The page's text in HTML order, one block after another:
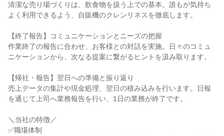
清潔な売り場づくりは、飲食物を扱う上での基本。誰もが気持ち
よく利用できるよう、自販機のクレンリネスを徹底します。
【終了報告】コミュニケーションとニーズの把握
作業終了の報告に合わせ、お客様との対話を実施。日々のコミュ
ニケーションから、次なる提案に繋がるヒントを汲み取ります。
【帰社・報告】翌日への準備と振り返り
売上データの集計や現金処理、翌日の積み込みを行います。日報
を通じて上司へ業務報告を行い、1日の業務が終了です。
＼当社の特徴／
✅職場体制